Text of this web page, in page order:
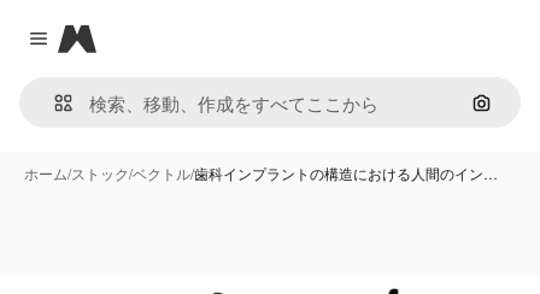
Close menu
Magnific
画像で
ホーム/ストック/ベクトル/歯科インプラントの構造における人間のイン…